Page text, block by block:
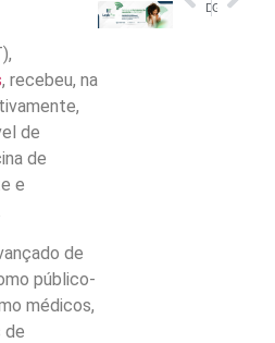
, recebeu, na
de
de
e
de
público-
médicos,
de
Defensoria Pública abre processos seletivos para residência jurídica e estágio em São Gabriel da Cachoeira Governo quer zerar fila de cirurgias no Amazonas até sábado